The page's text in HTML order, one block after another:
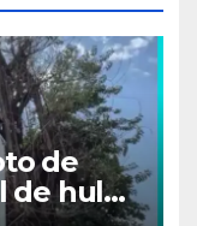
de
de hule